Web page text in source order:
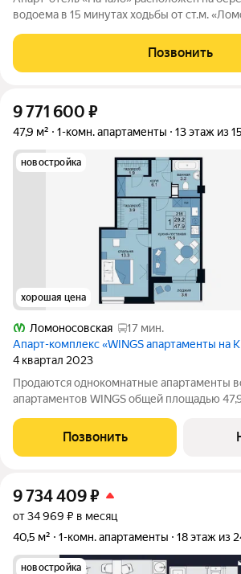
водоема в 15 минутах ходьбы от ст.м.
ими, как считаете нужным: заселиться в
самому или с помощью
Позвонить
9 771 600 ₽
47,9 м² 1-комн. апартаменты 13 этаж из 15
новостройка
хорошая цена
Ломоносовская
17 мин.
Апарт-комплекс «WINGS апартаменты на
4 квартал 2023
Продаются однокомнатные апартаменты
апартаментов WINGS общей площадью
сроком до 1,5 лет. Комплекс апартаментов
располагается по адресу улица
Позвонить
9 734 409₽
от 34 969 ₽ в месяц
40,5 м²
1-комн. апартаменты 18 этаж из
новостройка